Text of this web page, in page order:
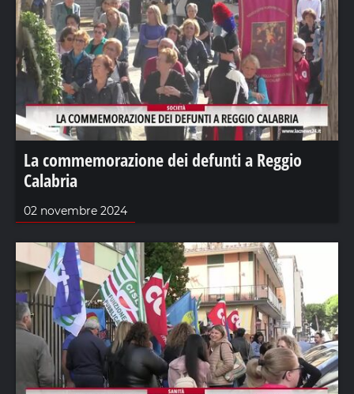
La commemorazione dei defunti a Reggio
Calabria
02 novembre 2024